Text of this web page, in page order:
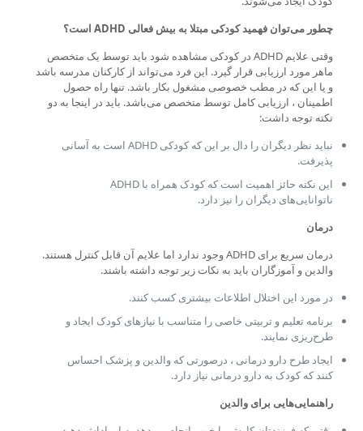
چطور می‌توان فهمید کودکی مبتلا به بیش فعالی ADHD است؟
وقتی علایم ADHD در کودکی مشاهده شود باید توسط یک متخصص
ماهر مورد ارزیابی قرار گیرد. این فرد می‌تواند از کارکنان مدرسه باشد
و یا این که در مطب خصوصی مشغول بکار باشد. تنها راه حصول
اطمینان ، ارزیابی کامل توسط متخصص می‌باشد. باید در اینجا به دو
نکته توجه داشت:
نباید نظر دیگران را دال بر این که کودکی ADHD است به آسانی
پذیرفت.
این نکته حائز اهمیت است که کودک همراه با ADHD
ناتوانایی‌های دیگران را نیز دارد.
درمان
درمان سریع برای ADHD وجود ندارد اما علایم آن قابل کنترل هستند.
والدین و آموزگاران باید به نکات زیر توجه داشته باشند.
در مورد این اختلال اطلاعات بیشتری کسب کنند.
برنامه تعلیم و تربیتی خاصی را متناسب با نیازهای کودک ایجاد و
طرح‌ریزی نمایند.
ایجاد طرح دارو درمانی ، درصورتی که والدین و پزشک احساس
کنند که کودک به دارو درمانی نیاز دارد.
راهنمایی‌هایی برای والدین